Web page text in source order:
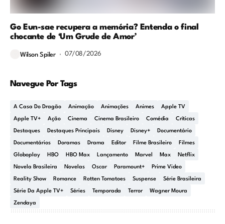
Go Eun-sae recupera a memória? Entenda o final
chocante de ‘Um Grude de Amor’
Wilson Spiler 07/08/2026
Navegue Por Tags
A Casa Do Dragão Animação Animações Animes Apple TV
Apple TV+ Ação Cinema Cinema Brasileiro Comédia Críticas
Destaques Destaques Principais Disney Disney+ Documentário
Documentários Doramas Drama Editor Filme Brasileiro Filmes
Globoplay HBO HBO Max Lançamento Marvel Max Netflix
Novela Brasileira Novelas Oscar Paramount+ Prime Video
Reality Show Romance Rotten Tomatoes Suspense Série Brasileira
Série Da Apple TV+ Séries Temporada Terror Wagner Moura
Zendaya